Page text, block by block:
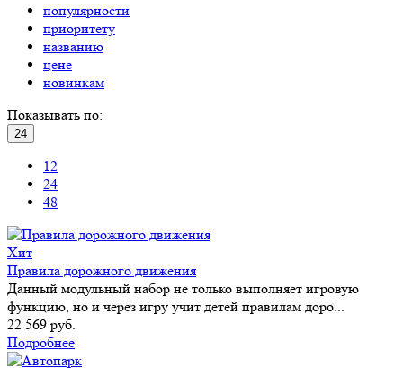
популярности
приоритету
названию
цене
новинкам
Показывать по:
24
12
24
48
Хит
Правила дорожного движения
Данный модульный набор не только выполняет игровую
функцию, но и через игру учит детей правилам доро...
22 569 руб.
Подробнее